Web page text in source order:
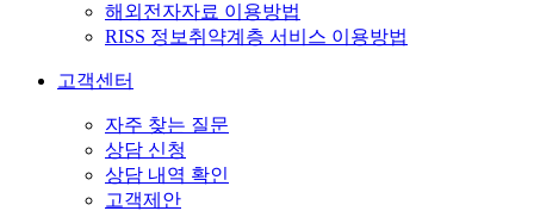
해외전자자료 이용방법
RISS 정보취약계층 서비스 이용방법
고객센터
자주 찾는 질문
상담 신청
상담 내역 확인
고객제안